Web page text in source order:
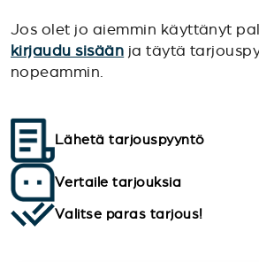
Jos olet jo aiemmin käyttänyt
kirjaudu sisään ja täytä
nopeammin.
Lähetä tarjouspyyntö
Vertaile tarjouksia
Valitse paras tarjous!